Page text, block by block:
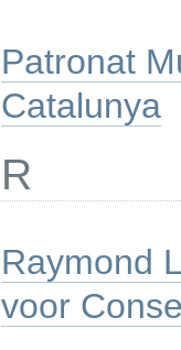
Patronat
Catalunya
R
Raymond
voor